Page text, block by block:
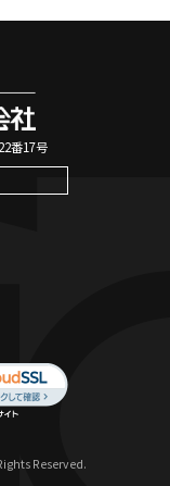
番17号
Reserved.